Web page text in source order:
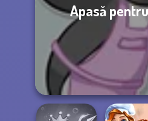
Apasă